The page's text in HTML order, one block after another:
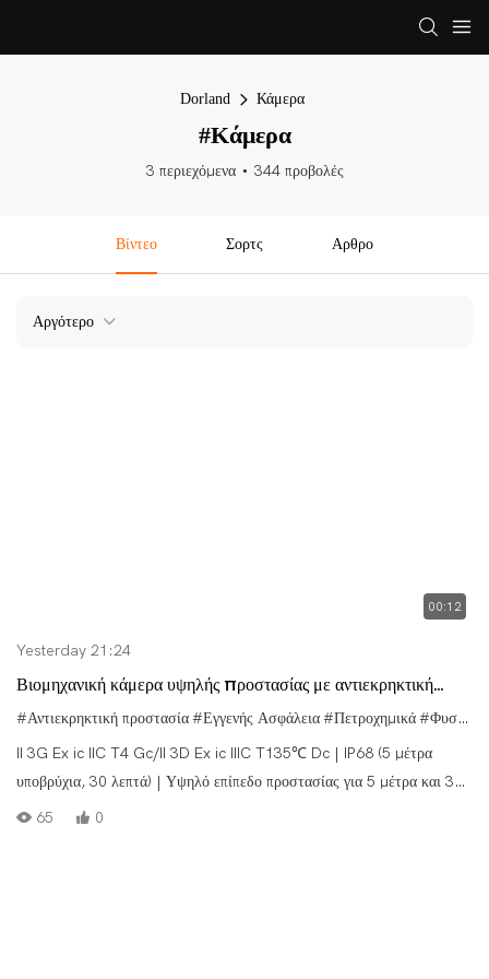
Dorland Κάμερα
#Κάμερα
3 περιεχόμενα 344 προβολές
Βίντεο Σορτς Αρθρο
Αργότερο
00:12
Yesterday 21:24
Βιομηχανική κάμερα υψηλής προστασίας με αντιεκρηκτική
προστασία DORLAND EX05 (ATEX)
#Αντιεκρηκτική προστασία#Εγγενής Ασφάλεια#Πετροχημικά#Φυσικό Αέριο
II 3G Ex ic IIC T4 Gc/II 3D Ex ic IIIC T135℃ Dc | IP68 (5 μέτρα
υποβρύχια, 30 λεπτά) | Υψηλό επίπεδο προστασίας για 5 μέτρα και 30
λεπτά υποβρύχια | Ψηφιακό ζουμ 18X | Αισθητήρας εικόνας 13
65 0